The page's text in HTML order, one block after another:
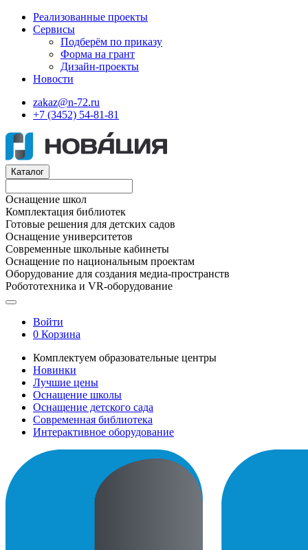
Реализованные проекты
Сервисы
Подберём по приказу
Форма на грант
Дизайн-проекты
Новости
zakaz@n-72.ru
+7 (3452) 54-81-81
Каталог
Оснащение школ
Комплектация библиотек
Готовые решения для детских садов
Оснащение университетов
Современные школьные кабинеты
Оснащение по национальным проектам
Оборудование для создания медиа-пространств
Робототехника и VR-оборудование
Войти
0 Корзина
Комплектуем образовательные центры
Новинки
Лучшие цены
Оснащение школы
Оснащение детского сада
Современная библиотека
Интерактивное оборудование